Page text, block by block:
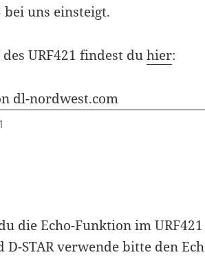
bei uns einsteigt.
URF421 findest duhier:
die Echo-Funktion im
D-STAR verwende bitte den